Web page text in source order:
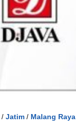
/ Jatim / Malang Raya